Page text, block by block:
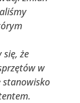
że
w
stanowisko